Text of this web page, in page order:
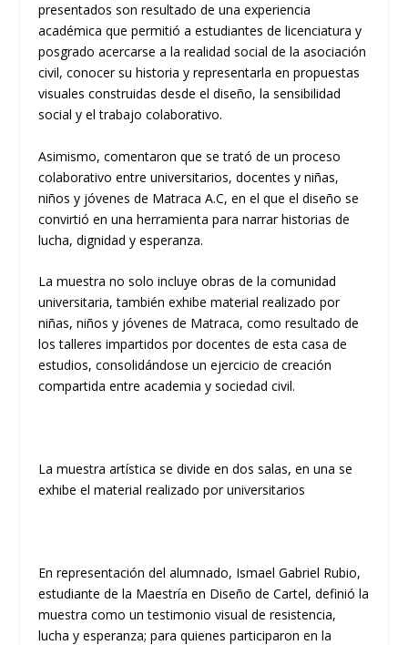
presentados son resultado de una experiencia
académica que permitió a estudiantes de licenciatura y
posgrado acercarse a la realidad social de la asociación
civil, conocer su historia y representarla en propuestas
visuales construidas desde el diseño, la sensibilidad
social y el trabajo colaborativo.
Asimismo, comentaron que se trató de un proceso
colaborativo entre universitarios, docentes y niñas,
niños y jóvenes de Matraca A.C, en el que el diseño se
convirtió en una herramienta para narrar historias de
lucha, dignidad y esperanza.
La muestra no solo incluye obras de la comunidad
universitaria, también exhibe material realizado por
niñas, niños y jóvenes de Matraca, como resultado de
los talleres impartidos por docentes de esta casa de
estudios, consolidándose un ejercicio de creación
compartida entre academia y sociedad civil.
La muestra artística se divide en dos salas, en una se
exhibe el material realizado por universitarios
En representación del alumnado, Ismael Gabriel Rubio,
estudiante de la Maestría en Diseño de Cartel, definió la
muestra como un testimonio visual de resistencia,
lucha y esperanza; para quienes participaron en la